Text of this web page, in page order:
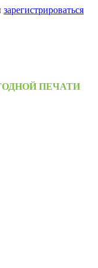
зарегистрироваться
ПЕЧАТИ